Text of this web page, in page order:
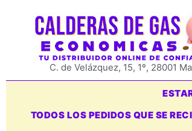
C. de Velázquez, 15, 1º, 28001
TODOS LOS PEDIDOS QUE SE